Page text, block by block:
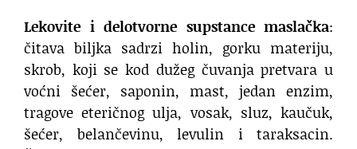
Lekovite i delotvorne supstance maslačka:
čitava biljka sadrzi holin, gorku materiju,
skrob, koji se kod dužeg čuvanja pretvara u
voćni šećer, saponin, mast, jedan enzim,
tragove eteričnog ulja, vosak, sluz, kaučuk,
šećer, belančevinu, levulin i taraksacin.